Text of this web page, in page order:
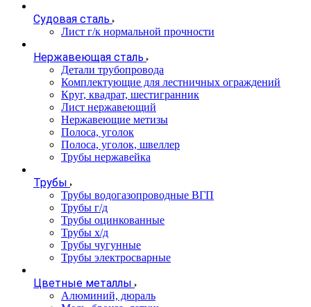
Судовая сталь
Лист г/к нормальной прочности
Нержавеющая сталь
Детали трубопровода
Комплектующие для лестничных ограждений
Круг, квадрат, шестигранник
Лист нержавеющий
Нержавеющие метизы
Полоса, уголок
Полоса, уголок, швеллер
Трубы нержавейка
Трубы
Трубы водогазопроводные ВГП
Трубы г/д
Трубы оцинкованные
Трубы х/д
Трубы чугунные
Трубы электросварные
Цветные металлы
Алюминий, дюраль